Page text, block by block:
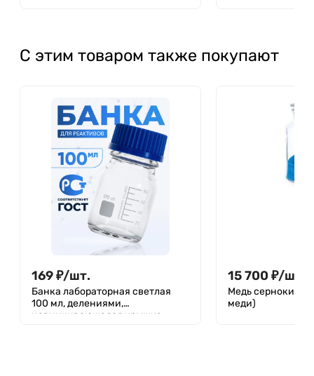
С этим товаром также покупают
169₽/шт.
Банка лабораторная светлая
100 мл, делениями,
навинчивающаяся крышка,
15 700 ₽/шт.
Медь
меди)